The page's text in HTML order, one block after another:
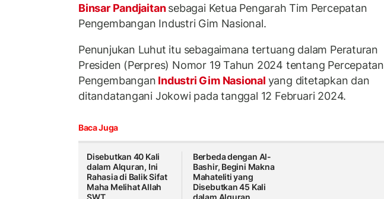
Binsar Pandjaitansebagai Ketua Pengarah Tim Percepatan
Pengembangan Industri Gim Nasional.
Penunjukan Luhut itu sebagaimana tertuang dalam Peraturan
Presiden (Perpres) Nomor 19 Tahun 2024 tentang Percepatan
Pengembangan Industri Gim Nasional yang ditetapkan dan
ditandatangani Jokowi pada tanggal 12 Februari 2024.
Baca Juga
Disebutkan 40 Kali
dalam Alquran, Ini
Rahasia di Balik Sifat
Maha Melihat Allah
SWT
Berbeda dengan Al-
Bashir, Begini Makna
Mahateliti yang
Disebutkan 45 Kali
dalam Alquran